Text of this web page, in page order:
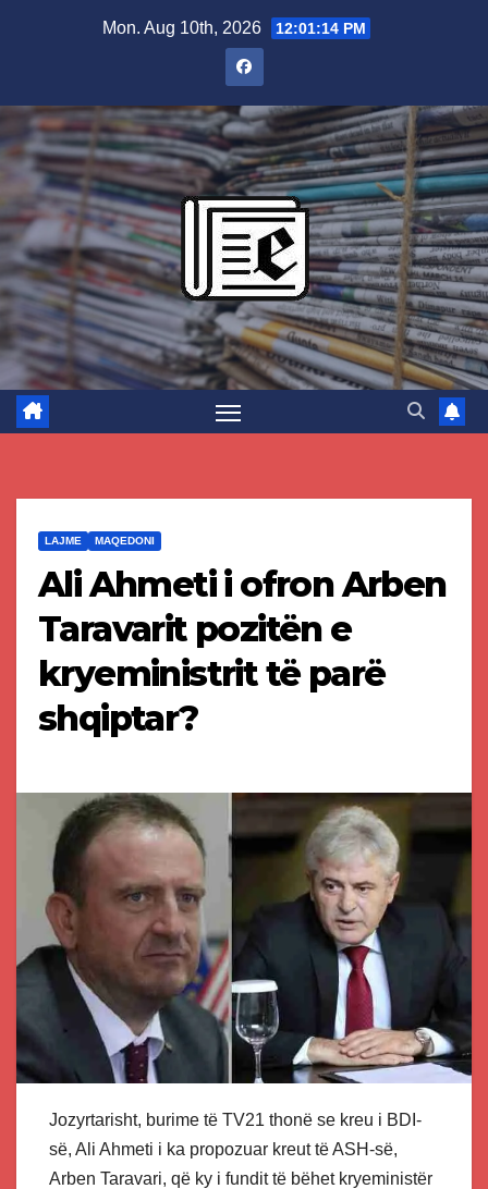
Mon. Aug 10th, 2026 12:01:15 PM
LAJME MAQEDONI
Ali Ahmeti i ofron Arben
Taravarit pozitën e
kryeministrit të parë
shqiptar?
Jozyrtarisht, burime të TV21 thonë se kreu i BDI-
së, Ali Ahmeti i ka propozuar kreut të ASH-së,
Arben Taravari, që ky i fundit të bëhet kryeministër